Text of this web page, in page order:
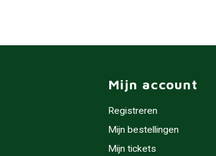
Mijn account
Registreren
Mijn bestellingen
Mijn tickets